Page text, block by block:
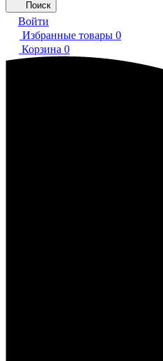
Поиск
Войти
Избранные товары 0
Корзина 0